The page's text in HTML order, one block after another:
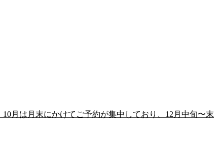
月は月末にかけてご予約が集中しており、12月中旬〜末